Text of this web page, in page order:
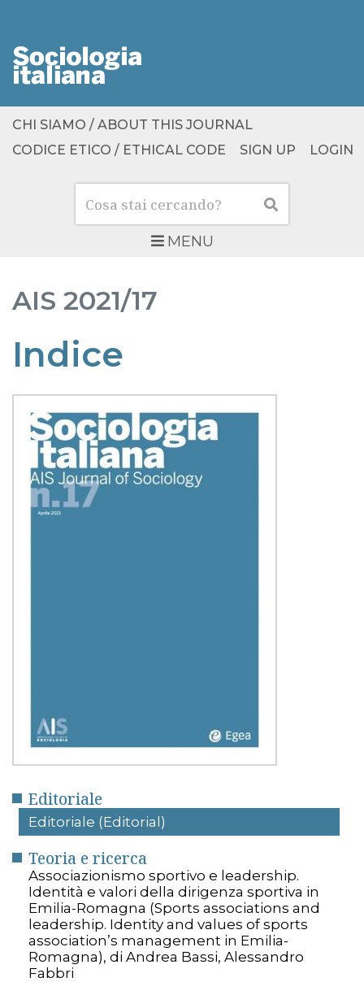
MENU
Cerca Cerca
CHI SIAMO / ABOUT THIS JOURNAL
CODICE ETICO / ETHICAL CODE
SIGN UP LOGIN
AIS 2021/17
Indice
Editoriale
Editoriale (Editorial)
Teoria e ricerca
Associazionismo sportivo e leadership.
Identità e valori della dirigenza sportiva in
Emilia-Romagna (Sports associations and
leadership. Identity and values of sports
association’s management in Emilia-
Romagna), di Andrea Bassi, Alessandro
Fabbri